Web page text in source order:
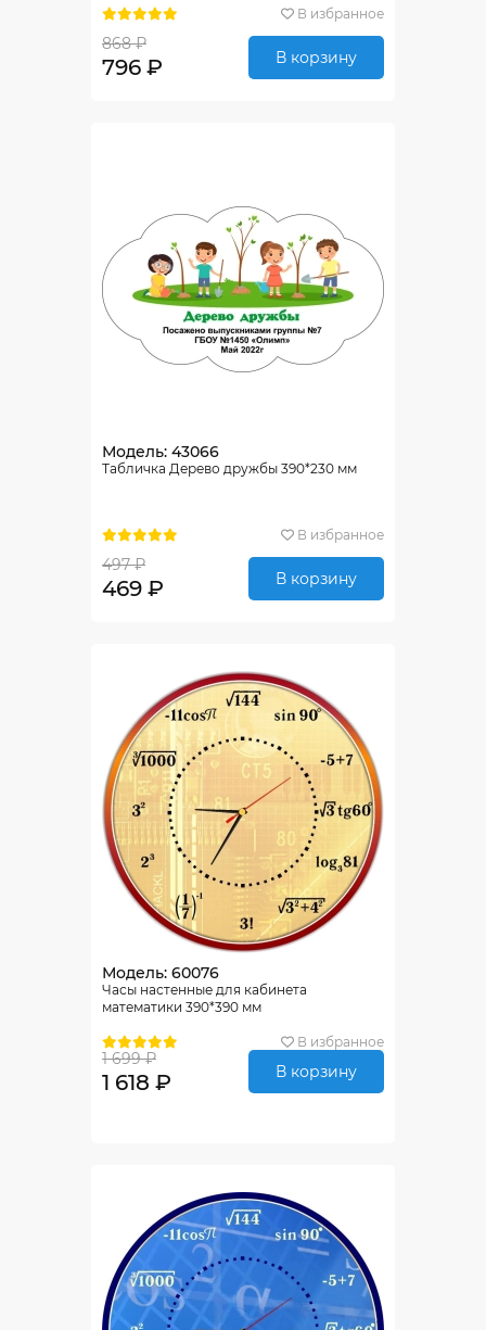
В избранное
868 ₽
796 ₽ В корзину
Модель: 43066
Табличка Дерево дружбы 390*230 мм
В избранное
497 ₽
469 ₽ В корзину
Модель: 60076
Часы настенные для кабинета
математики 390*390 мм
В избранное
1 699 ₽
1 618 ₽ В корзину